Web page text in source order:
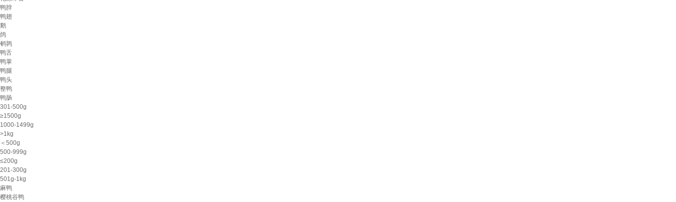
鸭脖
鸭翅
鹅
鸽
鹌鹑
鸭舌
鸭掌
鸭腿
鸭头
整鸭
鸭肠
301-500g
≥1500g
1000-1499g
>1kg
＜500g
500-999g
≤200g
201-300g
501g-1kg
麻鸭
樱桃谷鸭